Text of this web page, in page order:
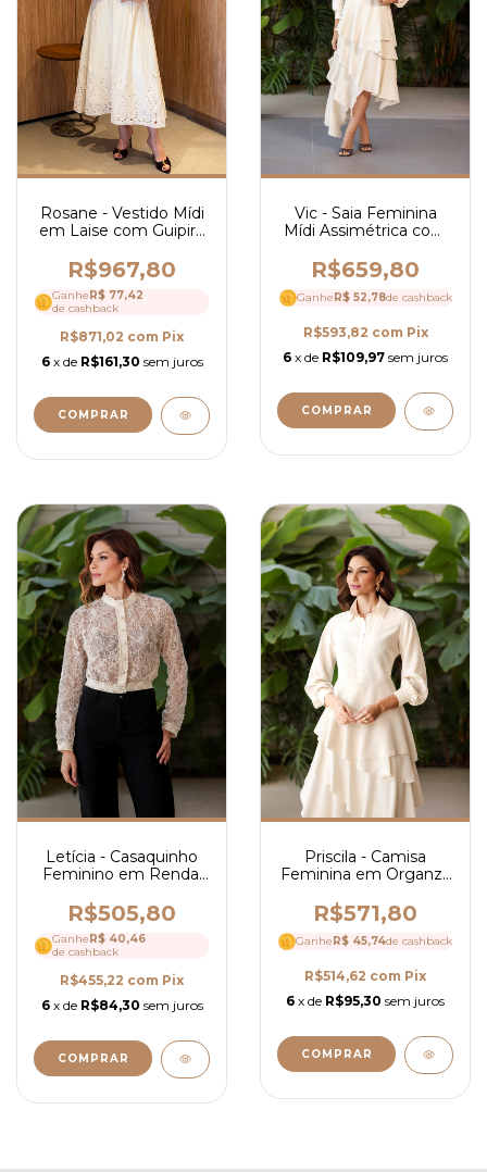
Rosane - Vestido Mídi
em Laise com Guipir -
R$967,80
GanheR$ 77,42
de cashback
R$871,02 com Pix
6 x de R$161,30 sem juros
COMPRAR
Vic - Saia Feminina
Mídi Assimétrica com
- Ref 4287
R$659,80
GanheR$ 52,78de cashback
R$593,82 com Pix
6 x de R$109,97 sem juros
COMPRAR
Letícia - Casaquinho
Feminino em Renda,
Botões Frontais - Ref
4290
R$505,80
GanheR$ 40,46
de cashback
R$455,22 com Pix
6 x de R$84,30 sem juros
COMPRAR
Priscila - Camisa
Feminina em Organza
Longas - Ref 4286
R$571,80
GanheR$ 45,74de cashback
R$514,62 com Pix
6 x de R$95,30 sem juros
COMPRAR